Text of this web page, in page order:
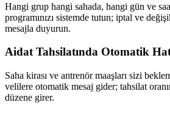
Hangi grup hangi sahada, hangi gün ve
programınızı sistemde tutun; iptal ve
mesajla duyurun.
Aidat Tahsilatında Otomatik
Saha kirası ve antrenör maaşları sizi
velilere otomatik mesaj gider; tahsilat
düzene girer.